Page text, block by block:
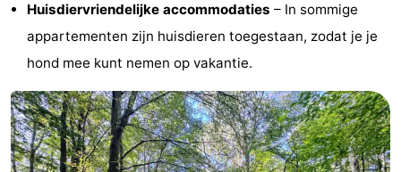
drinken
Praktisch
Forum
Route
-
Huisdiervriendelijke accommodaties – In sommige
appartementen zijn huisdieren toegestaan, zodat je je
hond mee kunt nemen op vakantie.